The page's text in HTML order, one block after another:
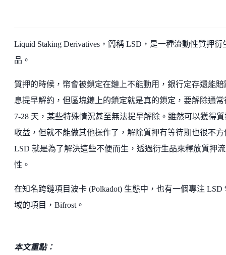
Liquid Staking Derivatives，簡稱 LSD，是一種流動性質押衍
品。
質押的時候，幣會被鎖定在鏈上不能動用，銀行定存還能賠
息提早解約，但區塊鏈上的鎖定就是真的鎖定，要解除通常
7-28 天，某些特殊情況甚至無法提早解除。雖然可以獲得質
收益，但就不能做其他操作了，解除質押有等待期也很不方
LSD 就是為了解決這些不便而生，透過衍生品來釋放質押
性。
在知名跨鏈項目波卡 (Polkadot) 生態中，也有一個專注 LSD
域的項目，Bifrost。
本文重點：